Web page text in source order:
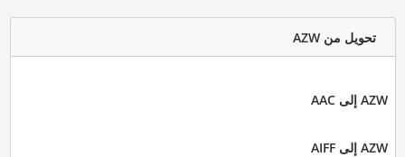
تحويل من AZW
AZW إلى AAC
AZW إلى AIFF